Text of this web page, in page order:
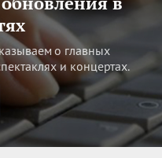
о главных
и концертах.